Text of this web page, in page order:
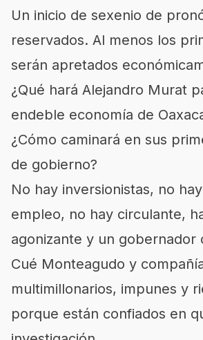
Un inicio de sexenio de
reservados. Al menos los
serán apretados
¿Qué hará Alejandro Murat
endeble economía de
¿Cómo caminará en sus
de gobierno?
No hay inversionistas, no
empleo, no hay circulante,
agonizante y un gobernador
Cué Monteagudo y
multimillonarios, impunes y
porque están confiados en